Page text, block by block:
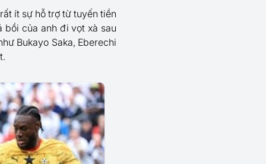
ít sự hỗ trợ từ tuyến tiền
bồi của anh đi vọt xà sau
Bukayo Saka, Eberechi